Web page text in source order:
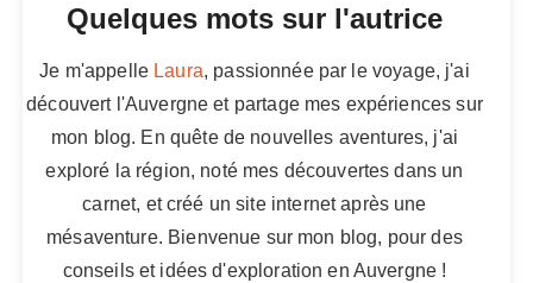
Quelques mots sur l'autrice
Je m'appelle Laura, passionnée par le voyage, j'ai
découvert l'Auvergne et partage mes expériences sur
mon blog. En quête de nouvelles aventures, j'ai
exploré la région, noté mes découvertes dans un
carnet, et créé un site internet après une
mésaventure. Bienvenue sur mon blog, pour des
conseils et idées d'exploration en Auvergne !